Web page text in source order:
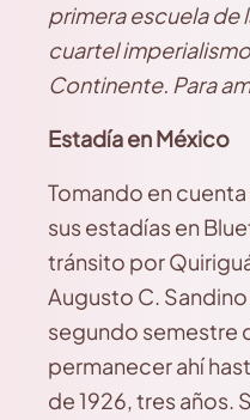
primera escuela de
cuartel
Continente. Para
Estadía en México
Tomando en
sus estadías en
tránsito por
Augusto C.
segundo semestre
permanecer ahí
de 1926, tres años.